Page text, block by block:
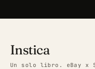
Instica
Un solo libro. eBay x